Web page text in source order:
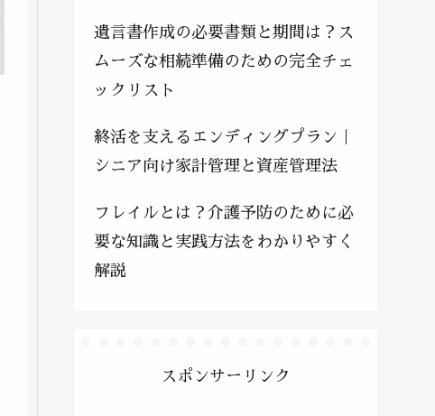
遺言書作成の必要書類と期間は？ス
ムーズな相続準備のための完全チェ
ックリスト
終活を支えるエンディングプラン｜
シニア向け家計管理と資産管理法
フレイルとは？介護予防のために必
要な知識と実践方法をわかりやすく
解説
スポンサーリンク